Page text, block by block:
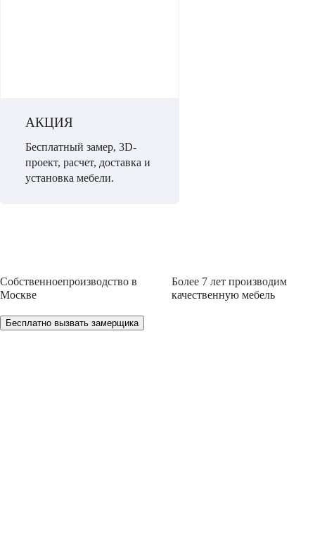
АКЦИЯ
Бесплатный замер, 3D-
проект, расчет, доставка и
установка мебели.
Собственноепроизводство в
Москве
Более 7 летпроизводим
качественную мебель
Бесплатно вызвать замерщика